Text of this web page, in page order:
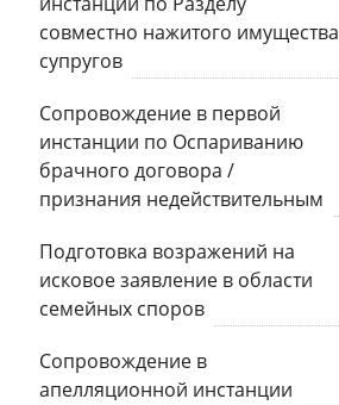
совместно нажитого имущества
супругов
Сопровождение в первой
инстанции по Оспариванию
брачного договора /
признания недействительным
Подготовка возражений на
исковое заявление в области
семейных споров
Сопровождение в
апелляционной инстанции